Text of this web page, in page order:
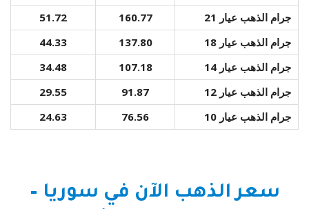
جرام الذهب عيار 21
160.77
51.72
جرام الذهب عيار 18
137.80
44.33
جرام الذهب عيار 14
107.18
34.48
جرام الذهب عيار 12
91.87
29.55
جرام الذهب عيار 10
76.56
24.63
سعر الذهب الآن في سوريا –